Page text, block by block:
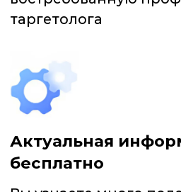
«4 ВАРИАНТА: КАК
СОЗДАТЬ ПОСТ-ЗАКРЕП
ВО ВКОНТАКТЕ»
СОЗДАТЕЛИ ПРОЕКТА